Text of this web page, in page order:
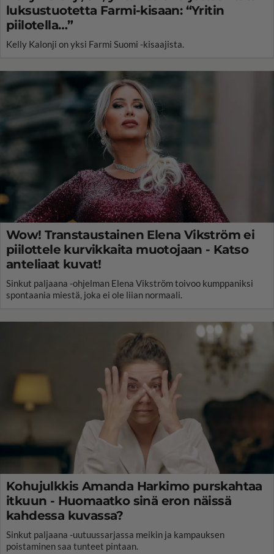
luksustuotetta Farmi-kisaan: “Yritin
piilotella…”
Kelly Kalonji on yksi Farmi Suomi -kisaajista.
Wow! Transtaustainen Elena Vikström ei
piilottele kurvikkaita muotojaan - Katso
anteliaat kuvat!
Sinkut paljaana -ohjelman Elena Vikström toivoo kumppaniksi
spontaania miestä, joka ei ole liian normaali.
Kohujulkkis Amanda Harkimo purskahtaa
itkuun - Huomaatko sinä eron näissä
kahdessa kuvassa?
Sinkut paljaana -uutuussarjassa meikin ja kampauksen
poistaminen saa tunteet pintaan.